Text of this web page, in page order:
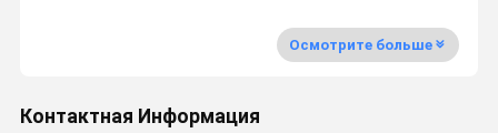
Осмотрите больше
Контактная Информация